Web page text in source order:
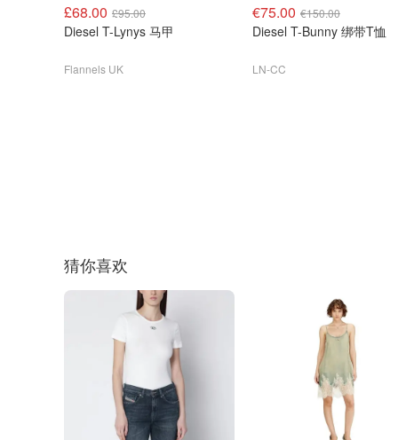
£68.00 £95.00
Diesel T-Lynys 马甲
Flannels UK
€75.00 €150.00
Diesel T-Bunny 绑带T恤
LN-CC
猜你喜欢